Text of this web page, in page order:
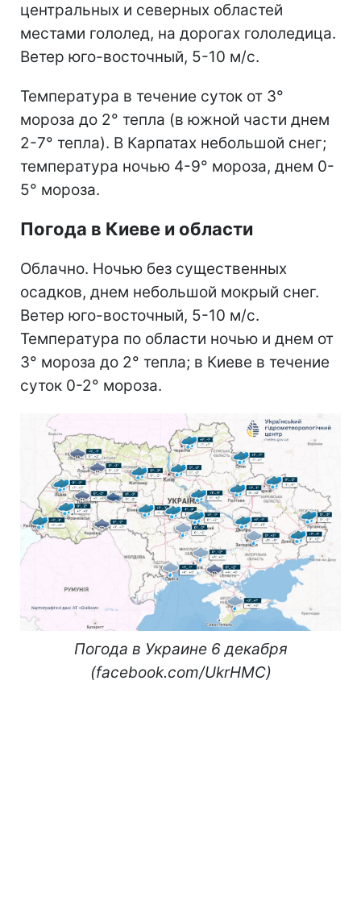
центральных и северных областей
местами гололед, на дорогах гололедица.
Ветер юго-восточный, 5-10 м/с.
Температура в течение суток от 3°
мороза до 2° тепла (в южной части днем
2-7° тепла). В Карпатах небольшой снег;
температура ночью 4-9° мороза, днем 0-
5° мороза.
Погода в Киеве и области
Облачно. Ночью без существенных
осадков, днем небольшой мокрый снег.
Ветер юго-восточный, 5-10 м/с.
Температура по области ночью и днем от
3° мороза до 2° тепла; в Киеве в течение
суток 0-2° мороза.
Погода в Украине 6 декабря
(facebook.com/UkrHMC)